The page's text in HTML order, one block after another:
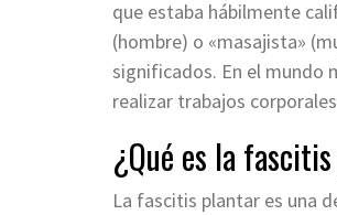
que estaba hábilmente
(hombre) o «masajista»
significados. En el mundo
realizar trabajos
¿Qué es la
La fascitis plantar es una